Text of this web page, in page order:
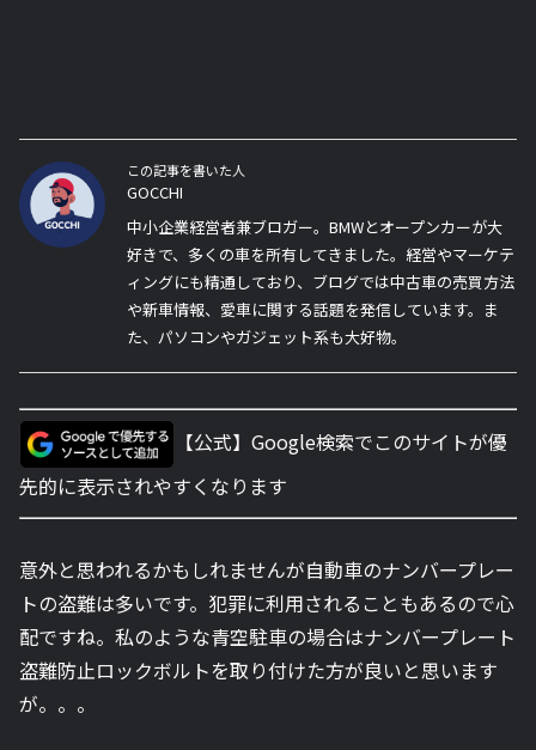
この記事を書いた人
GOCCHI
中小企業経営者兼ブロガー。BMWとオープンカーが大
好きで、多くの車を所有してきました。経営やマーケテ
ィングにも精通しており、ブログでは中古車の売買方法
や新車情報、愛車に関する話題を発信しています。ま
た、パソコンやガジェット系も大好物。
【公式】Google検索でこのサイトが優
先的に表示されやすくなります
意外と思われるかもしれませんが自動車のナンバープレー
トの盗難は多いです。犯罪に利用されることもあるので心
配ですね。私のような青空駐車の場合はナンバープレート
盗難防止ロックボルトを取り付けた方が良いと思います
が。。。